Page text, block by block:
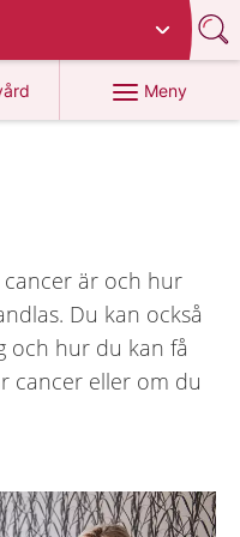
Meny
är och hur
Du kan också
och hur du kan få
cancer eller om du